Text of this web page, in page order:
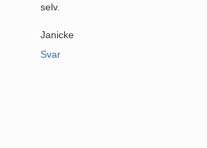
selv.
Janicke
Svar